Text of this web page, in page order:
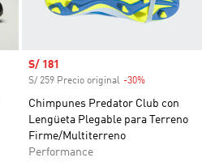
Precio de venta
S/ 181
S/ 259 Precio original -30%
Chimpunes Predator Club con
Lengüeta Plegable para Terreno
Firme/Multiterreno
Performance